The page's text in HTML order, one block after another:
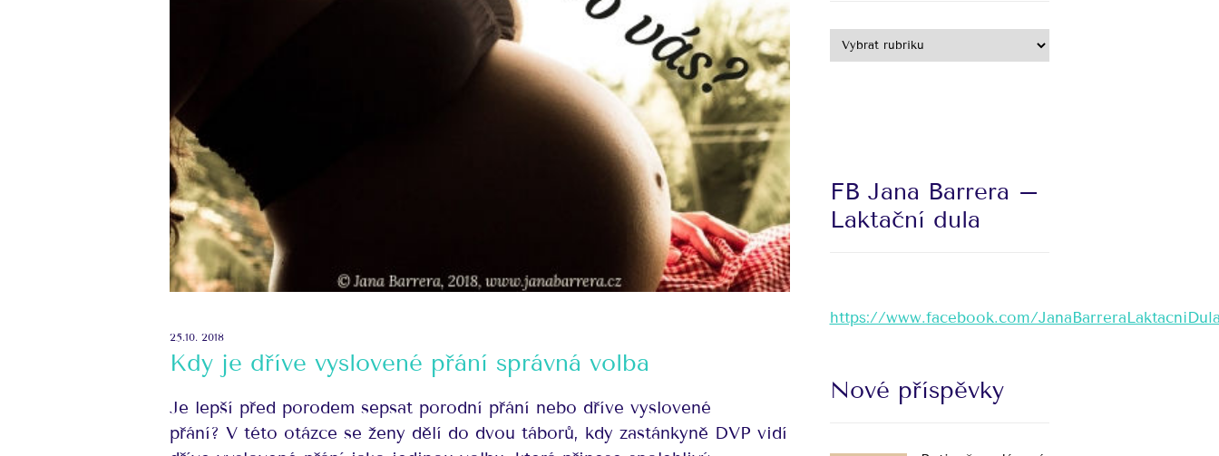
25.10. 2018
Kdy je dříve vyslovené přání správná volba
Je lepší před porodem sepsat porodní přání nebo dříve vyslovené
přání? V této otázce se ženy dělí do dvou táborů, kdy zastánkyně DVP vidí
FB Jana Barrera –
Laktační dula
https://www.facebook.com/
Nové příspěvky